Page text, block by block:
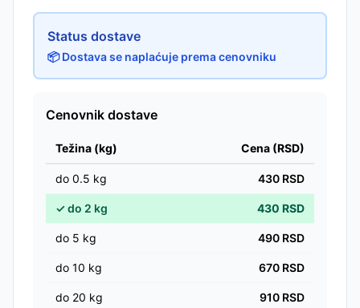
Status dostave
📦 Dostava se naplaćuje prema cenovniku
Cenovnik dostave
Težina (kg) Cena (RSD)
do 0.5 kg 430 RSD
✓do 2 kg 430 RSD
do 5 kg 490 RSD
do 10 kg 670 RSD
do 20 kg 910 RSD